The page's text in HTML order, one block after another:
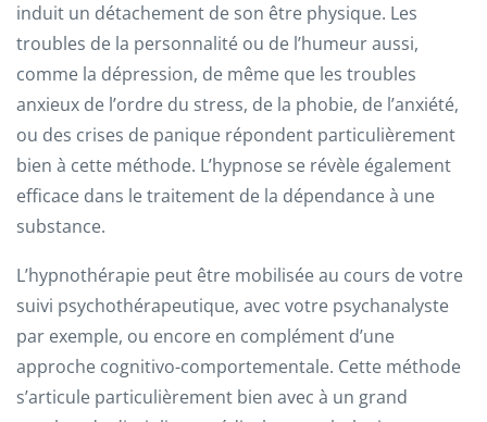
induit un détachement de son être physique. Les
troubles de la personnalité ou de l’humeur aussi,
comme la dépression, de même que les troubles
anxieux de l’ordre du stress, de la phobie, de l’anxiété,
ou des crises de panique répondent particulièrement
bien à cette méthode. L’hypnose se révèle également
efficace dans le traitement de la dépendance à une
substance.
L’hypnothérapie peut être mobilisée au cours de votre
suivi psychothérapeutique, avec votre psychanalyste
par exemple, ou encore en complément d’une
approche cognitivo-comportementale. Cette méthode
s’articule particulièrement bien avec à un grand